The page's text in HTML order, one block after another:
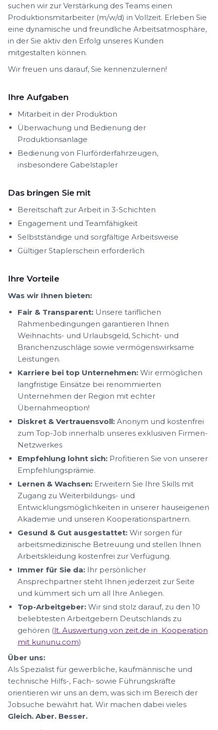
suchen wir zur Verstärkung des Teams einen
Produktionsmitarbeiter (m/w/d) in Vollzeit. Erleben Sie
eine dynamische und freundliche Arbeitsatmosphäre,
in der Sie aktiv den Erfolg unseres Kunden
mitgestalten können.
Wir freuen uns darauf, Sie kennenzulernen!
Ihre Aufgaben
Mitarbeit in der Produktion
Überwachung und Bedienung der
Produktionsanlage
Bedienung von Flurförderfahrzeugen,
insbesondere Gabelstapler
Das bringen Sie mit
Bereitschaft zur Arbeit in 3-Schichten
Engagement und Teamfähigkeit
Selbstständige und sorgfältige Arbeitsweise
Gültiger Staplerschein erforderlich
Ihre Vorteile
Was wir Ihnen bieten:
Fair & Transparent: Unsere tariflichen
Rahmenbedingungen garantieren Ihnen
Weihnachts- und Urlaubsgeld, Schicht- und
Branchenzuschläge sowie vermögenswirksame
Leistungen.
Karriere bei top Unternehmen: Wir ermöglichen
langfristige Einsätze bei renommierten
Unternehmen der Region mit echter
Übernahmeoption!
Diskret & Vertrauensvoll: Anonym und kostenfrei
zum Top-Job innerhalb unseres exklusiven Firmen-
Netzwerkes
Empfehlung lohnt sich: Profitieren Sie von unserer
Empfehlungsprämie.
Lernen & Wachsen: Erweitern Sie Ihre Skills mit
Zugang zu Weiterbildungs- und
Entwicklungsmöglichkeiten in unserer hauseigenen
Akademie und unseren Kooperationspartnern.
Gesund & Gut ausgestattet: Wir sorgen für
arbeitsmedizinische Betreuung und stellen Ihnen
Arbeitskleidung kostenfrei zur Verfügung.
Immer für Sie da: Ihr persönlicher
Ansprechpartner steht Ihnen jederzeit zur Seite
und kümmert sich um all Ihre Anliegen.
Top-Arbeitgeber: Wir sind stolz darauf, zu den 10
beliebtesten Arbeitgebern Deutschlands zu
gehören (lt. Auswertung von zeit.de in Kooperation
mit kununu.com)
Über uns:
Als Spezialist für gewerbliche, kaufmännische und
technische Hilfs-, Fach- sowie Führungskräfte
orientieren wir uns an dem, was sich im Bereich der
Jobsuche bewährt hat. Wir machen dabei vieles
Gleich. Aber. Besser.